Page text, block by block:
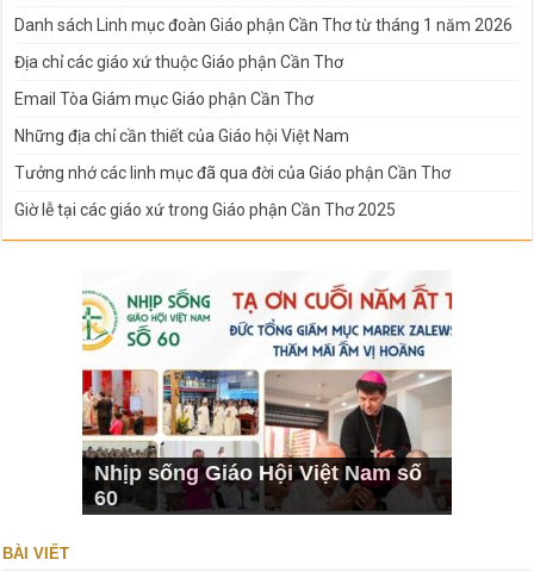
Danh sách Linh mục đoàn Giáo phận Cần Thơ từ tháng 1 năm 2026
Địa chỉ các giáo xứ thuộc Giáo phận Cần Thơ
Email Tòa Giám mục Giáo phận Cần Thơ
Những địa chỉ cần thiết của Giáo hội Việt Nam
Tưởng nhớ các linh mục đã qua đời của Giáo phận Cần Thơ
Giờ lễ tại các giáo xứ trong Giáo phận Cần Thơ 2025
Nhịp sống Giáo Hội Việt Nam số
60
BÀI VIẾT